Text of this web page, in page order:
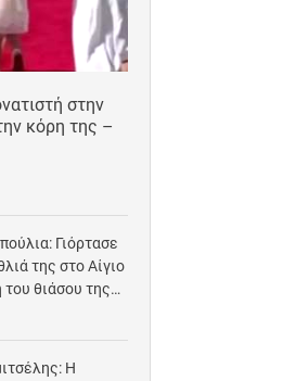
στην
κόρη της –
Γιόρτασε
της στο Αίγιο
θιάσου της…
Η